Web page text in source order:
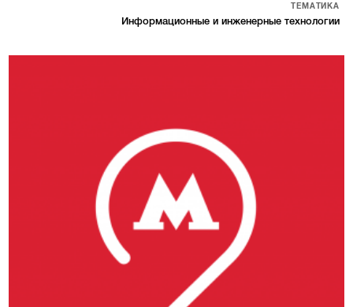
ТЕМАТИКА
Информационные и инженерные технологии